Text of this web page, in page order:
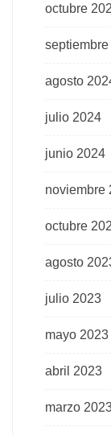
octubre
agosto
julio 2024
junio 2024
noviembre
octubre
agosto
julio 2023
mayo 2023
abril 2023
marzo